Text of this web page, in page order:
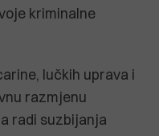
kriminalne
lučkih uprava i
razmjenu
radi suzbijanja